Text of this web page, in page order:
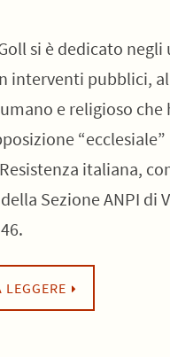
si è dedicato
interventi pubblici,
e religioso
“ecclesiale”
italiana,
Sezione ANPI di